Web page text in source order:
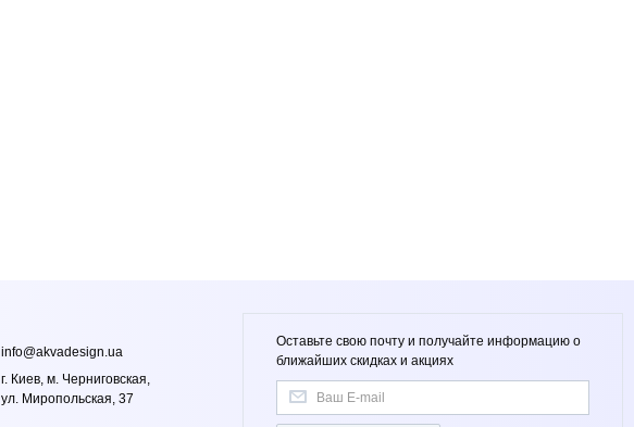
info@akvadesign.ua
г. Киев, м. Черниговская,
ул. Миропольская, 37
Оставьте свою почту и получайте информацию о
ближайших скидках и акциях